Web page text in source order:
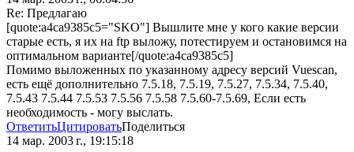
Re: Предлагаю
[quote:a4ca9385c5="SKO"] Вышлите мне у кого какие версии
старые есть, я их на ftp выложу, потестируем и остановимся на
оптимальном варианте[/quote:a4ca9385c5]
Помимо выложенных по указанному адресу версий Vuescan,
есть ещё дополнительно 7.5.18, 7.5.19, 7.5.27, 7.5.34, 7.5.40,
7.5.43 7.5.44 7.5.53 7.5.56 7.5.58 7.5.60-7.5.69, Если есть
необходимость - могу выслать.
ОтветитьЦитироватьПоделиться
14 мар. 2003 г., 19:15:18